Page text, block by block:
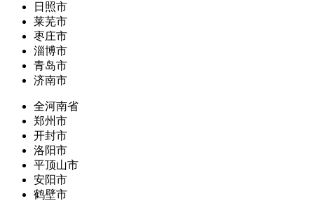
日照市
莱芜市
枣庄市
淄博市
青岛市
济南市
全河南省
郑州市
开封市
洛阳市
平顶山市
安阳市
鹤壁市